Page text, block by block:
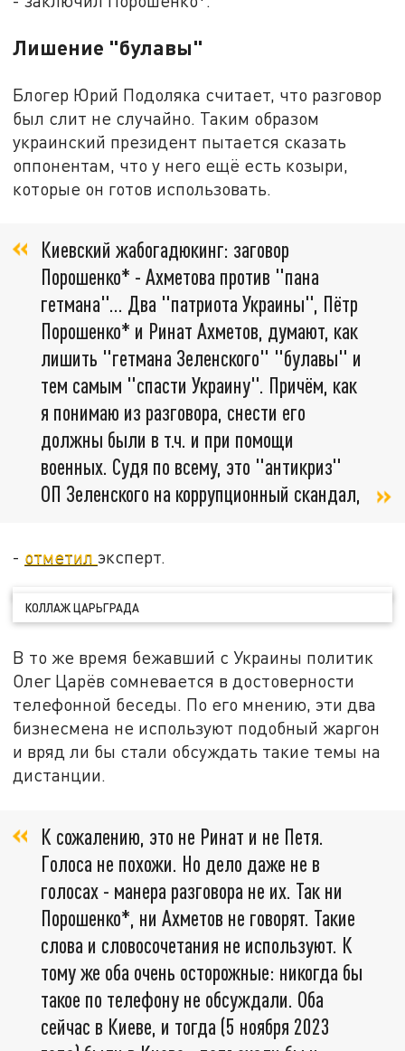
Лишение "булавы"
Блогер Юрий Подоляка считает, что разговор
был слит не случайно. Таким образом
украинский президент пытается сказать
оппонентам, что у него ещё есть козыри,
которые он готов использовать.
Киевский жабогадюкинг: заговор
Порошенко* - Ахметова против "пана
гетмана"... Два "патриота Украины", Пётр
Порошенко* и Ринат Ахметов, думают, как
лишить "гетмана Зеленского" "булавы" и
тем самым "спасти Украину". Причём, как
я понимаю из разговора, снести его
должны были в т.ч. и при помощи
военных. Судя по всему, это "антикриз"
ОП Зеленского на коррупционный скандал,
- отметилэксперт.
КОЛЛАЖ ЦАРЬГРАДА
В то же время бежавший с Украины политик
Олег Царёв сомневается в достоверности
телефонной беседы. По его мнению, эти два
бизнесмена не используют подобный жаргон
и вряд ли бы стали обсуждать такие темы на
дистанции.
К сожалению, это не Ринат и не Петя.
Голоса не похожи. Но дело даже не в
голосах - манера разговора не их. Так ни
Порошенко*, ни Ахметов не говорят. Такие
слова и словосочетания не используют. К
тому же оба очень осторожные: никогда бы
такое по телефону не обсуждали. Оба
сейчас в Киеве, и тогда (5 ноября 2023